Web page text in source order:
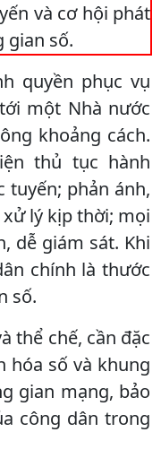
và cơ hội phát
gian số.
quyền phục vụ
một Nhà nước
khoảng cách.
thủ tục hành
tuyến; phản ánh,
lý kịp thời; mọi
dễ giám sát. Khi
chính là thước
số.
thể chế, cần đặc
hóa số và khung
gian mạng, bảo
công dân trong